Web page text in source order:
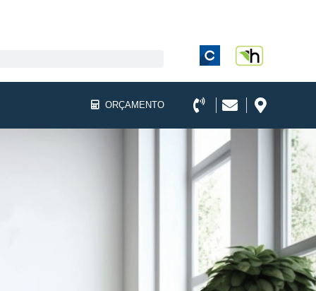
ORÇAMENTO